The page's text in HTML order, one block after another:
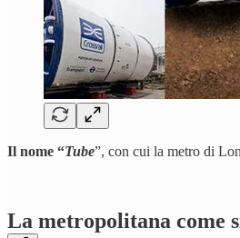
Il nome “Tube”, con cui la metro di
La metropolitana come